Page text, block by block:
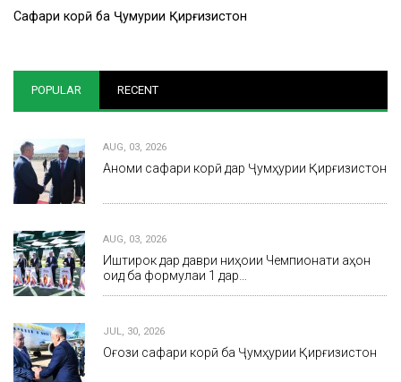
Сафари корӣ ба Ҷумҳурии Қирғизистон
POPULAR RECENT
AUG, 03, 2026
Анҷоми сафари корӣ дар Ҷумҳурии Қирғизистон
AUG, 03, 2026
Иштирок дар даври ниҳоии Чемпионати ҷаҳон
оид ба формулаи 1 дар…
JUL, 30, 2026
Оғози сафари корӣ ба Ҷумҳурии Қирғизистон